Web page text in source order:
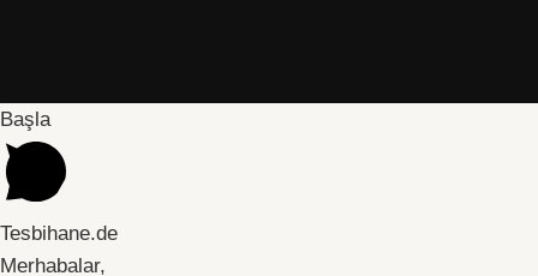
Başla
Tesbihane.de
Merhabalar,